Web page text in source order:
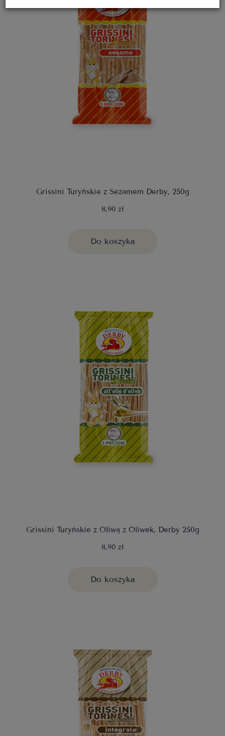
Grissini Turyńskie z Sezamem Derby, 250g
8,90 zł
Do koszyka
Grissini Turyńskie z Oliwą z Oliwek, Derby 250g
8,90 zł
Do koszyka